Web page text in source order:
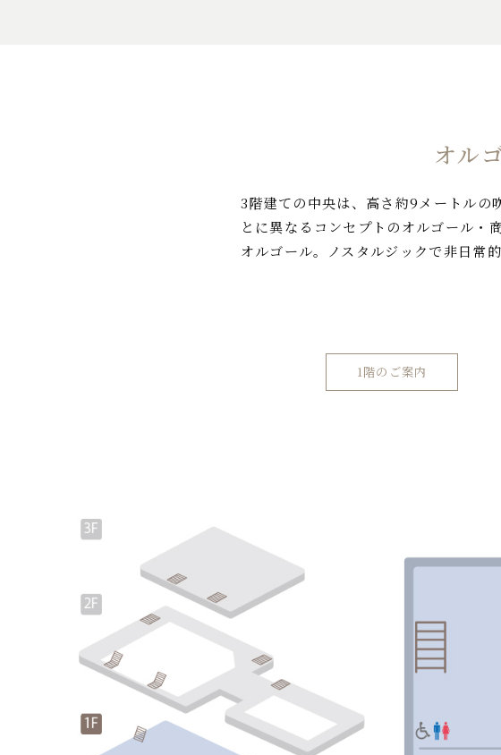
オル
3階建ての中央は、高さ約9メートルの
とに異なるコンセプトのオルゴール・
オルゴール。ノスタルジックで非日常
1階のご案内